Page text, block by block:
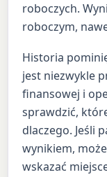
roboczych.
roboczym,
Historia
jest niezwykle
finansowej i
sprawdzić,
dlaczego. Jeśli
wynikiem,
wskazać